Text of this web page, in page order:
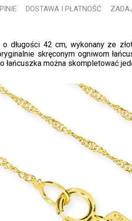
DOSTAWA I PŁATNOŚĆ
o długości 42 cm, wykonany ze
skręconym ogniwom
łańcuszka można skompletować